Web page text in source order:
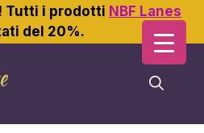
Tutti i prodotti NBF Lanes
del 20%.